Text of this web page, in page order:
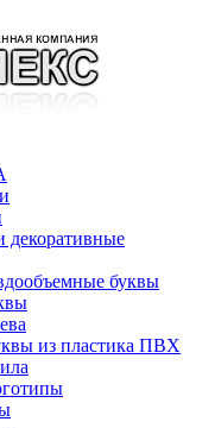
буквы
из пластика ПВХ